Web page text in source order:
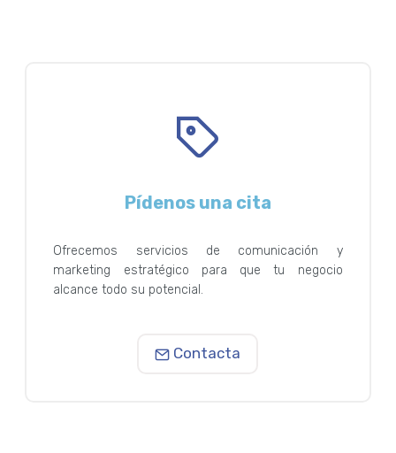
Pídenos una cita
Ofrecemos servicios de comunicación y
marketing estratégico para que tu negocio
alcance todo su potencial.
Contacta